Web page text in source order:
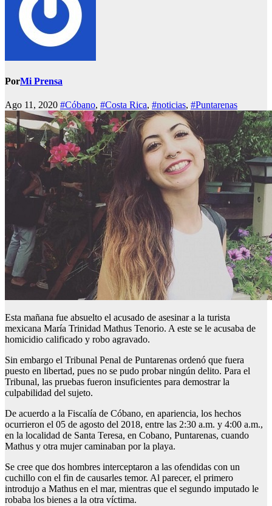
PorMi Prensa
Ago 11, 2020 #Cóbano, #Costa Rica, #noticias, #Puntarenas
Esta mañana fue absuelto el acusado de asesinar a la turista
mexicana María Trinidad Mathus Tenorio. A este se le acusaba de
homicidio calificado y robo agravado.
Sin embargo el Tribunal Penal de Puntarenas ordenó que fuera
puesto en libertad, pues no se pudo probar ningún delito. Para el
Tribunal, las pruebas fueron insuficientes para demostrar la
culpabilidad del sujeto.
De acuerdo a la Fiscalía de Cóbano, en apariencia, los hechos
ocurrieron el 05 de agosto del 2018, entre las 2:30 a.m. y 4:00 a.m.,
en la localidad de Santa Teresa, en Cobano, Puntarenas, cuando
Mathus y otra mujer caminaban por la playa.
Se cree que dos hombres interceptaron a las ofendidas con un
cuchillo con el fin de causarles temor. Al parecer, el primero
introdujo a Mathus en el mar, mientras que el segundo imputado le
robaba los bienes a la otra víctima.